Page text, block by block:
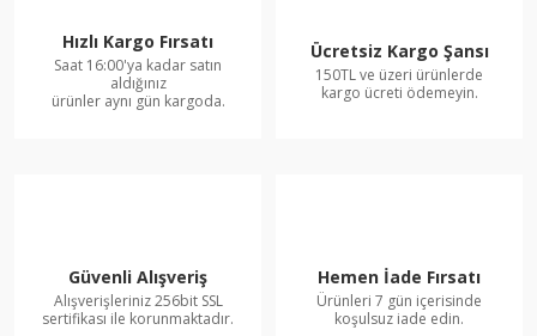
Hızlı Kargo Fırsatı
Saat 16:00'ya kadar satın
aldığınız
ürünler aynı gün kargoda.
Ücretsiz Kargo Şansı
150TL ve üzeri ürünlerde
kargo ücreti ödemeyin.
Güvenli Alışveriş
Alışverişleriniz 256bit SSL
sertifikası ile korunmaktadır.
Hemen İade Fırsatı
Ürünleri 7 gün içerisinde
koşulsuz iade edin.